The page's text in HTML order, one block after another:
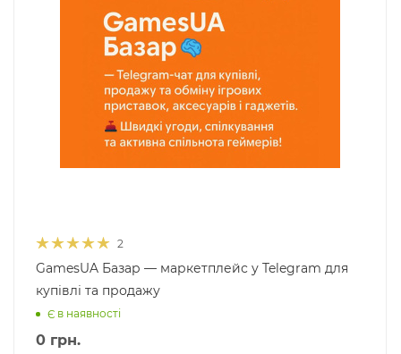
2
GamesUA Базар — маркетплейс у Telegram для
купівлі та продажу
Є в наявності
0 грн.